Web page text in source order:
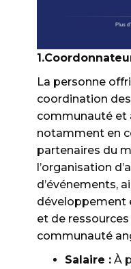
La personne
coordination
communauté et
notamment en
partenaires du
l’organisation
d’événements,
développement
et de
communauté
Salaire : À